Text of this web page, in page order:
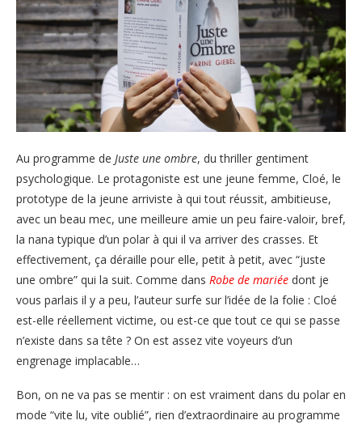
Au programme de Juste une ombre, du thriller gentiment
psychologique. Le protagoniste est une jeune femme, Cloé, le
prototype de la jeune arriviste à qui tout réussit, ambitieuse,
avec un beau mec, une meilleure amie un peu faire-valoir, bref,
la nana typique d’un polar à qui il va arriver des crasses. Et
effectivement, ça déraille pour elle, petit à petit, avec “juste
une ombre” qui la suit. Comme dans Robe de mariée dont je
vous parlais il y a peu, l’auteur surfe sur l’idée de la folie : Cloé
est-elle réellement victime, ou est-ce que tout ce qui se passe
n’existe dans sa tête ? On est assez vite voyeurs d’un
engrenage implacable…
Bon, on ne va pas se mentir : on est vraiment dans du polar en
mode “vite lu, vite oublié”, rien d’extraordinaire au programme